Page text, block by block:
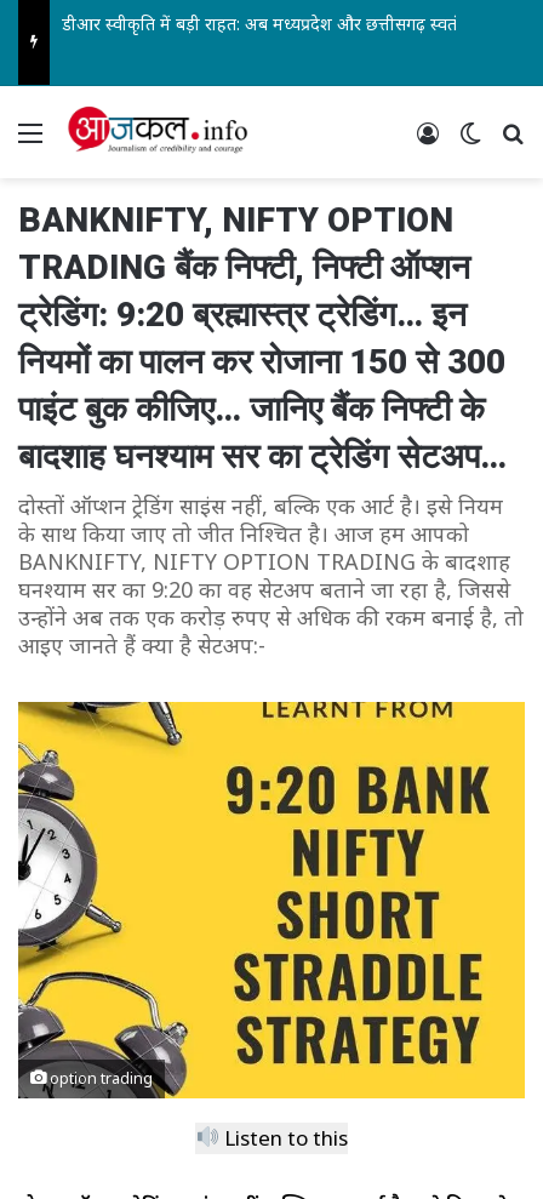
Menu Log In
BANKNIFTY, NIFTY OPTION
TRADING बैंक निफ्टी, निफ्टी ऑप्शन
ट्रेडिंग: 9:20 ब्रह्मास्त्र ट्रेडिंग… इन
नियमों का पालन कर रोजाना 150 से 300
पाइंट बुक कीजिए… जानिए बैंक निफ्टी के
बादशाह घनश्याम सर का ट्रेडिंग सेटअप…
दोस्तों ऑप्शन ट्रेडिंग साइंस नहीं, बल्कि एक आर्ट है। इसे नियम
के साथ किया जाए तो जीत निश्चित है। आज हम आपको
BANKNIFTY, NIFTY OPTION TRADING के बादशाह
घनश्याम सर का 9:20 का वह सेटअप बताने जा रहा है, जिससे
उन्होंने अब तक एक करोड़ रुपए से अधिक की रकम बनाई है, तो
आइए जानते हैं क्या है सेटअप:-
option trading
Listen to this